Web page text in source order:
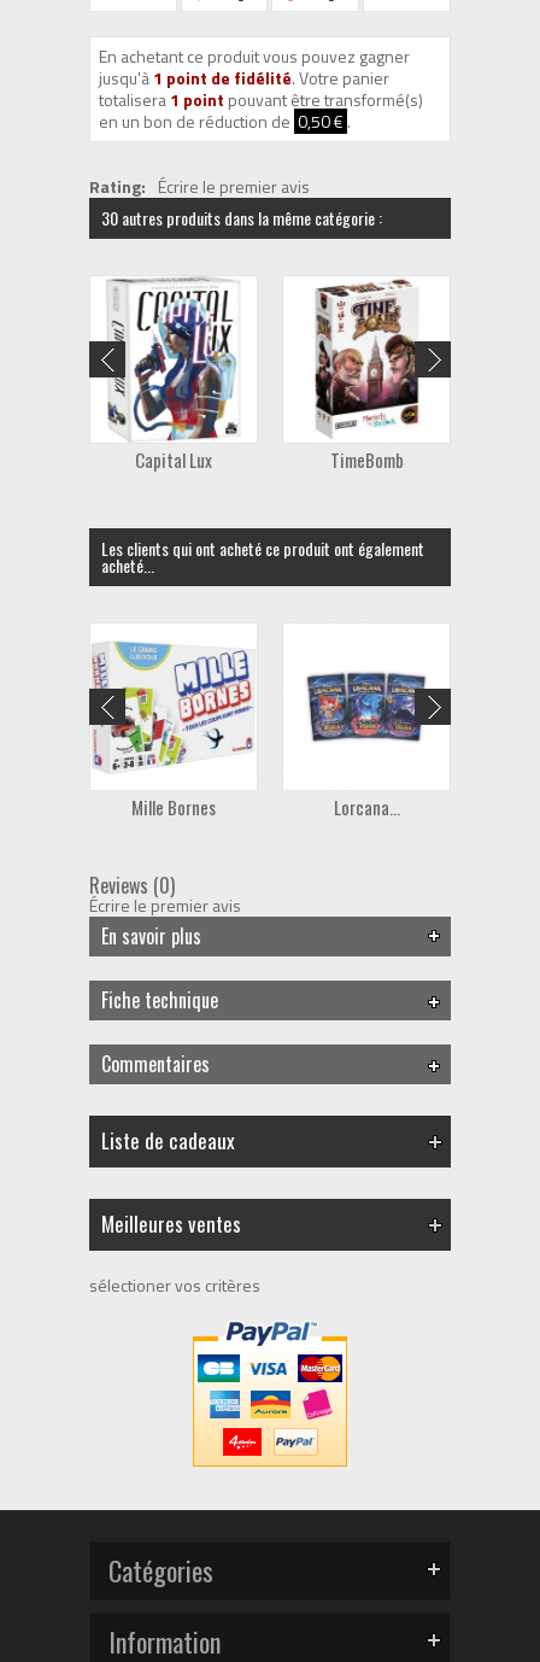
En achetant ce produit vous pouvez gagner
jusqu'à1 point de fidélité. Votre panier
totalisera1 point pouvant être transformé(s)
en un bon de réduction de 0,50 € .
Rating: Écrire le premier avis
30 autres produits dans la même catégorie :
Capital Lux TimeBomb
Les clients qui ont acheté ce produit ont également
acheté...
Mille Bornes Lorcana...
Reviews (0)
Écrire le premier avis
En savoir plus
Fiche technique
Commentaires
Liste de cadeaux
Meilleures ventes
sélectioner vos critères
Catégories
Information